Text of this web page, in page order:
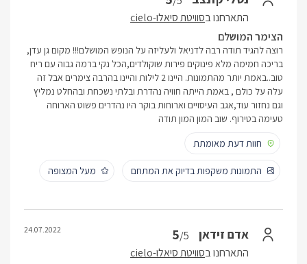
התארחנו בסוויטת סיאלו-cielo
הצימר המושלם
רוצה להגיד תודה רבה לדניאל ולעליזה על הנופש המושלם!!! מקום גן עדן,
בריכה חמימה מלא פינוקים פירות שוקולדים,הכל נקי ברמה גבוה עם ריח
טוב..באמת יותר מהתמונות. היינו 2 לילות והיינו בהרבה צימרים אבל זה
עלה על כולם , באמת הייתה חוויה נהדרת ובלתי נשכחת ובהחלט נמליץ
וגם נחזור עוד,אגב העיסויים וארוחות בוקר היו נהדרים פשוט הארוחה
טעימה בטירוף. שוב המון המון תודה
חוות דעת מאומתת
התמונות משקפות בדיוק את המתחם מעל המצופה
אדם זידאן 5/5
התארחנו בסוויטת סיאלו-cielo
24.07.2022